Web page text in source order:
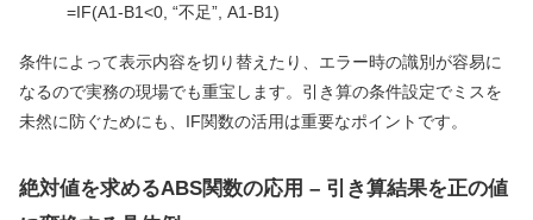
=IF(A1-B1<0, “不足”, A1-B1)
条件によって表示内容を切り替えたり、エラー時の識別が容易に
なるので実務の現場でも重宝します。引き算の条件設定でミスを
未然に防ぐためにも、IF関数の活用は重要なポイントです。
絶対値を求めるABS関数の応用 – 引き算結果を正の値